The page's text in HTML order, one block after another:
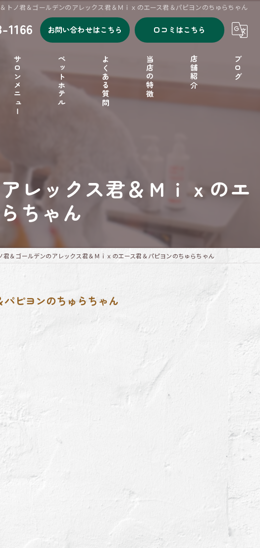
トノ君＆ゴールデンのアレックス君＆Ｍｉｘのエース君＆パピヨンのちゅらちゃん
1166 お問い合わせはこちら 口コミはこちら
サロンメニュー ペットホテル よくある質問 当店の特徴
フリーゲージ
店舗紹介 ブログ
レックス君＆Ｍｉｘのエ
ちゃん
君＆ゴールデンのアレックス君＆Ｍｉｘのエース君＆パピヨンのちゅらちゃん
ピヨンのちゅらちゃん